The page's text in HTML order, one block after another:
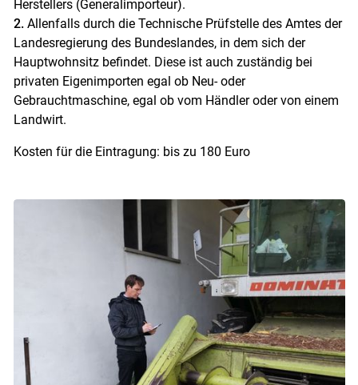
Skip to main content
Herstellers (Generalimporteur).
2.Allenfalls durch die Technische Prüfstelle des Amtes der
Landesregierung des Bundeslandes, in dem sich der
Hauptwohnsitz befindet. Diese ist auch zuständig bei
privaten Eigenimporten egal ob Neu- oder
Gebrauchtmaschine, egal ob vom Händler oder von einem
Landwirt.
Kosten für die Eintragung: bis zu 180 Euro